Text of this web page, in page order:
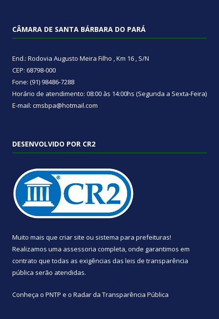
CÂMARA DE SANTA BÁRBARA DO PARÁ
End.: Rodovia Augusto Meira Filho , Km 16 , S/N
CEP: 68798-000
Fone: (91) 98486-7288
Horário de atendimento: 08:00 às 14:00hs (Segunda a Sexta-Feira)
E-mail: cmsbpa@hotmail.com
DESENVOLVIDO POR CR2
Muito mais que criar site ou sistema para prefeituras!
Realizamos uma assessoria completa, onde garantimos em
contrato que todas as exigências das leis de transparência
pública serão atendidas.
Conheça o PNTP e o Radar da Transparência Pública